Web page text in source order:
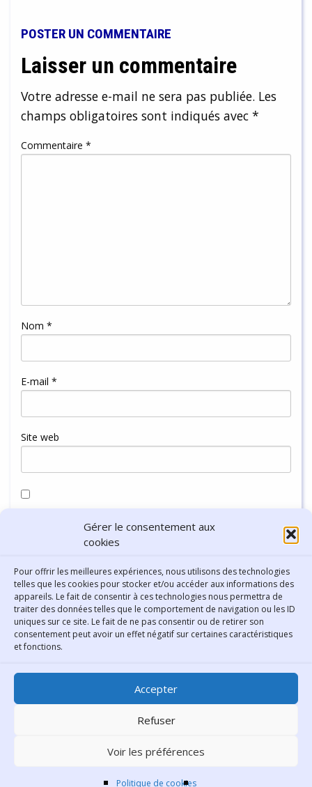
Gérer le consentement aux
cookies
Pour offrir les meilleures expériences, nous utilisons des technologies
telles que les cookies pour stocker et/ou accéder aux informations des
appareils. Le fait de consentir à ces technologies nous permettra de
traiter des données telles que le comportement de navigation ou les ID
uniques sur ce site. Le fait de ne pas consentir ou de retirer son
consentement peut avoir un effet négatif sur certaines caractéristiques
et fonctions.
Accepter
Refuser
Voir les préférences
Politique de cookies
POSTER UN COMMENTAIRE
Laisser un commentaire
Votre adresse e-mail ne sera pas publiée. Les
champs obligatoires sont indiqués avec *
Commentaire *
Nom *
E-mail *
Site web
navigateur pour mon prochain commentaire.
Bibliothèque municipale de
Lyon
30 Boulevard Vivier-Merle
Contacter le comité éditorial